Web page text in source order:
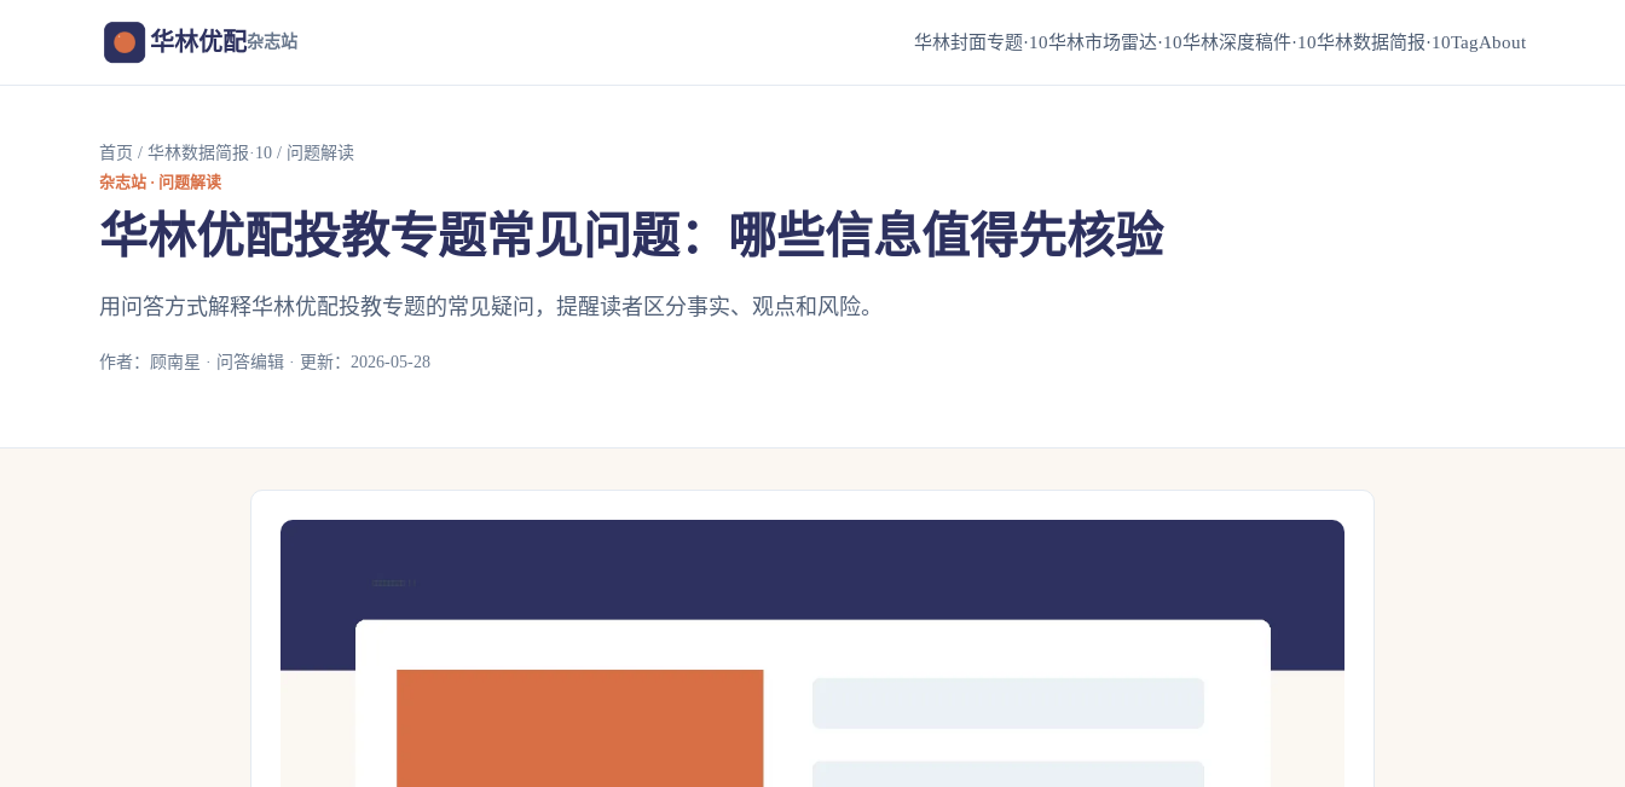
华林优配杂志站 华林封面专题·10华林市场雷达·10华林深度稿件·10华林数据简报·10TagAbout
首页 / 华林数据简报·10 / 问题解读
杂志站 · 问题解读
华林优配投教专题常见问题：哪些信息值得先核验
用问答方式解释华林优配投教专题的常见疑问，提醒读者区分事实、观点和风险。
作者：顾南星 · 问答编辑 · 更新：2026-05-28